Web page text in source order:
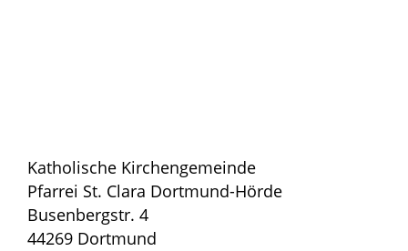
Katholische Kirchengemeinde
Pfarrei St. Clara Dortmund-Hörde
Busenbergstr. 4
44269 Dortmund